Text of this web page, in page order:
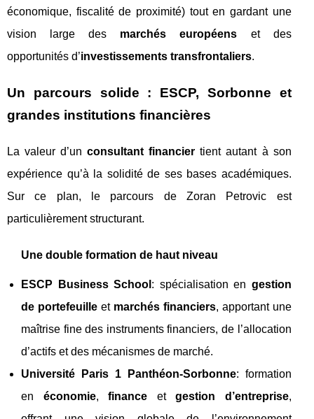
économique, fiscalité de proximité) tout en gardant une
vision large des marchés européens et des
opportunités d’investissements transfrontaliers.
Un parcours solide : ESCP, Sorbonne et
grandes institutions financières
La valeur d’unconsultant financier tient autant à son
expérience qu’à la solidité de ses bases académiques.
Sur ce plan, le parcours de Zoran Petrovic est
particulièrement structurant.
Une double formation de haut niveau
ESCP Business School : spécialisation en gestion
de portefeuilleet marchés financiers, apportant une
maîtrise fine des instruments financiers, de l’allocation
d’actifs et des mécanismes de marché.
Université Paris 1 Panthéon‑Sorbonne: formation
en économie,finance etgestion d’entreprise,